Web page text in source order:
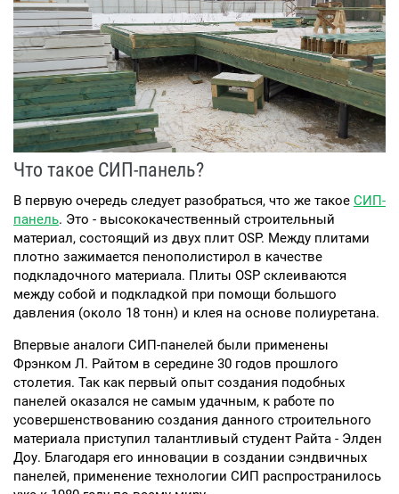
Что такое СИП-панель?
В первую очередь следует разобраться, что же такое СИП-
панель. Это - высококачественный строительный
материал, состоящий из двух плит OSP. Между плитами
плотно зажимается пенополистирол в качестве
подкладочного материала. Плиты OSP склеиваются
между собой и подкладкой при помощи большого
давления (около 18 тонн) и клея на основе полиуретана.
Впервые аналоги СИП-панелей были применены
Фрэнком Л. Райтом в середине 30 годов прошлого
столетия. Так как первый опыт создания подобных
панелей оказался не самым удачным, к работе по
усовершенствованию создания данного строительного
материала приступил талантливый студент Райта - Элден
Доу. Благодаря его инновации в создании сэндвичных
панелей, применение технологии СИП распространилось